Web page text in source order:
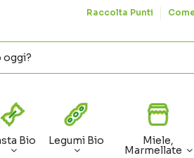
Raccolta Punti
Bio Legumi Bio Miele,
Marmellate